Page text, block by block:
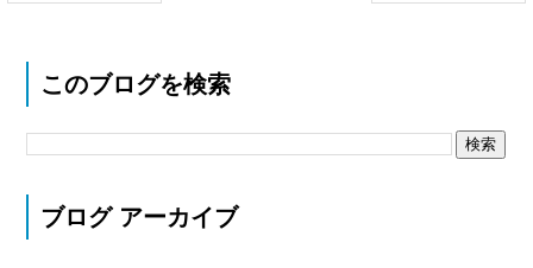
このブログを検索
ブログ アーカイブ